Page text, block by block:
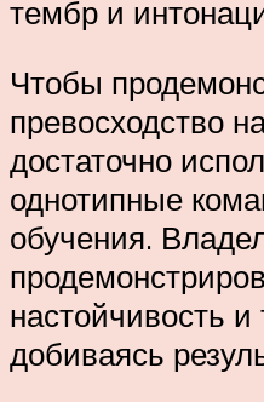
тембр и
Чтобы
превосходство
достаточно
однотипные
обучения.
настойчивость и
добиваясь